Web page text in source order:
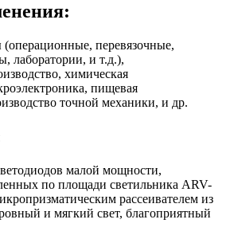
перевязочные,
лаборатории, и т.д.),
химическая
пищевая
точной механики, и др.
малой мощности,
по площади светильника ARV-
рассеивателем из
и мягкий свет, благоприятный